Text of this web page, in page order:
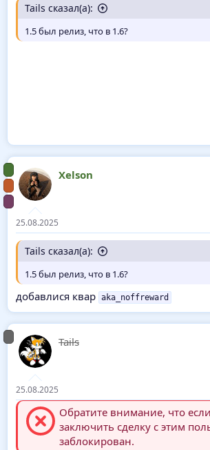
Tails сказал(а):
1.5 был релиз, что в 1.6?
Xelson
25.08.2025
Tails сказал(а):
1.5 был релиз, что в 1.6?
добавлися квар aka_noffreward
Tails
25.08.2025
Обратите внимание, что
заключить сделку с этим
заблокирован.